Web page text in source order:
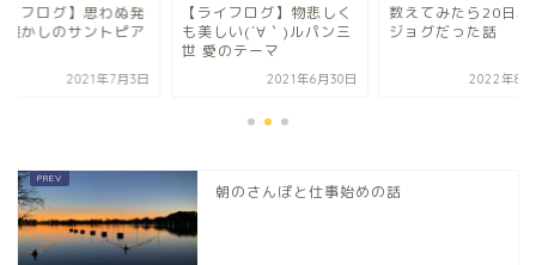
イフログ】思わぬ発
懐かしのサントピア
2021年7月3日
【ライフログ】物悲しく
も美しい(´∀｀)ルパン三
世 愛のテーマ
2021年6月30日
数えてみたら20日ぶ
ジョグだった話
2022年8
朝のさんぽと仕事始めの話